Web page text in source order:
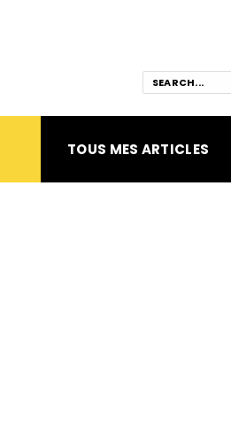
TOUS MES ARTICLES